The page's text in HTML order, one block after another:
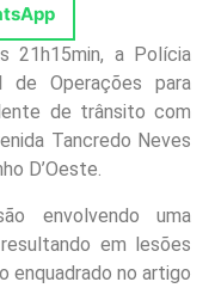
21h15min, a Polícia
de Operações para
de trânsito com
Tancredo Neves
D’Oeste.
envolvendo uma
em lesões
enquadrado no artigo